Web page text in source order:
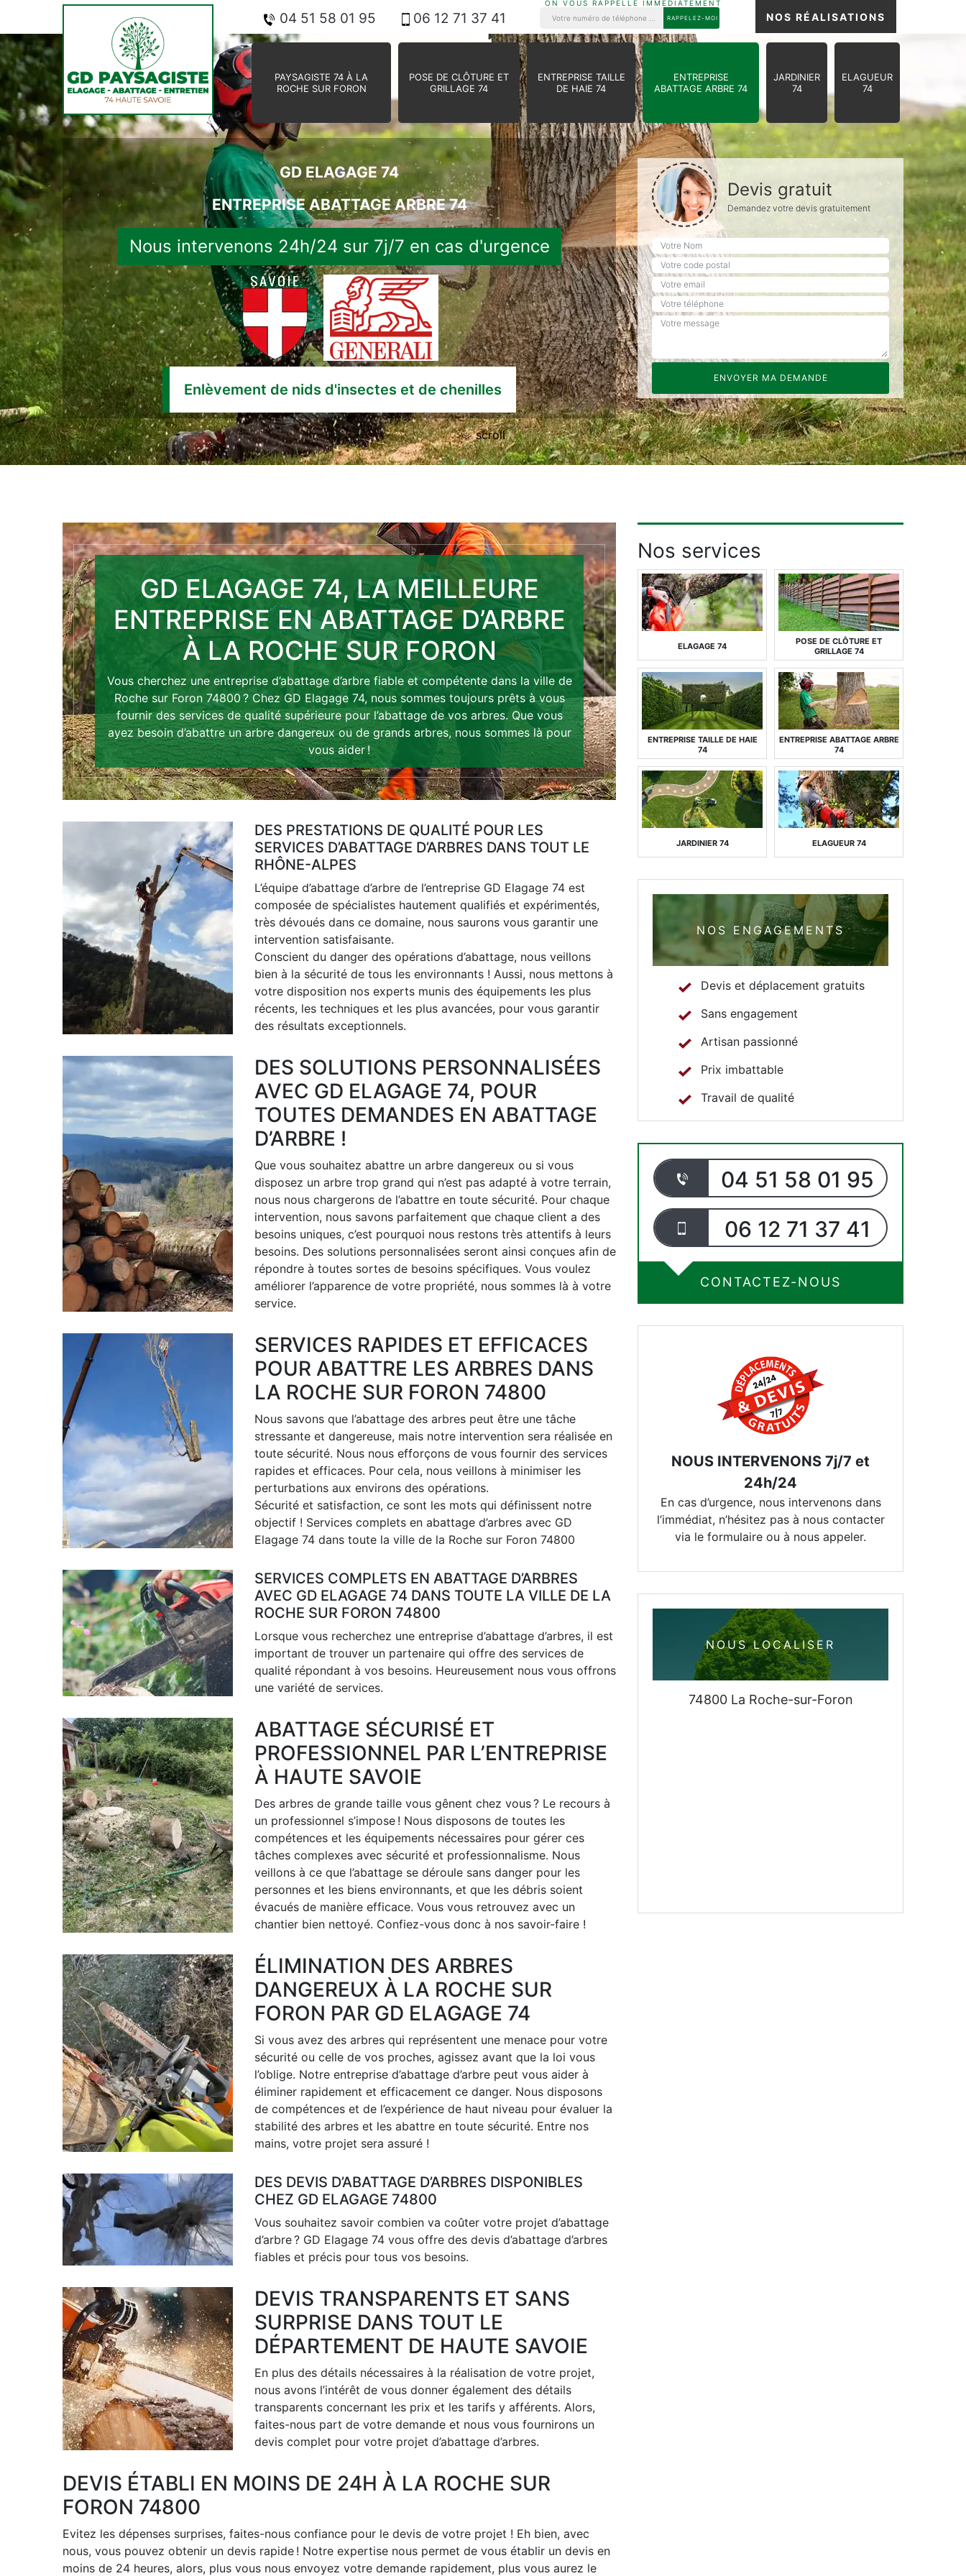
04 51 58 01 95 06 12 71 37 41
ON VOUS RAPPELLE IMMEDIATEMENT
NOS RÉALISATIONS
PAYSAGISTE 74 À LA
ROCHE SUR FORON
POSE DE CLÔTURE ET
GRILLAGE 74
ENTREPRISE TAILLE
DE HAIE 74
ENTREPRISE
ABATTAGE ARBRE 74
JARDINIER
74
ELAGUEUR
74
scroll
GD ELAGAGE 74
ENTREPRISE ABATTAGE ARBRE 74
Nous intervenons 24h/24 sur 7j/7 en cas d'urgence
Enlèvement de nids d'insectes et de chenilles
Devis gratuit
Demandez votre devis gratuitement
GD ELAGAGE 74, LA MEILLEURE
ENTREPRISE EN ABATTAGE D’ARBRE
À LA ROCHE SUR FORON
Vous cherchez une entreprise d’abattage d’arbre fiable et compétente dans la ville de
Roche sur Foron 74800 ? Chez GD Elagage 74, nous sommes toujours prêts à vous
fournir des services de qualité supérieure pour l’abattage de vos arbres. Que vous
ayez besoin d’abattre un arbre dangereux ou de grands arbres, nous sommes là pour
vous aider !
DES PRESTATIONS DE QUALITÉ POUR LES
SERVICES D’ABATTAGE D’ARBRES DANS TOUT LE
RHÔNE-ALPES
L’équipe d’abattage d’arbre de l’entreprise GD Elagage 74 est
composée de spécialistes hautement qualifiés et expérimentés,
très dévoués dans ce domaine, nous saurons vous garantir une
intervention satisfaisante.
Conscient du danger des opérations d’abattage, nous veillons
bien à la sécurité de tous les environnants ! Aussi, nous mettons à
votre disposition nos experts munis des équipements les plus
récents, les techniques et les plus avancées, pour vous garantir
des résultats exceptionnels.
DES SOLUTIONS PERSONNALISÉES
AVEC GD ELAGAGE 74, POUR
TOUTES DEMANDES EN ABATTAGE
D’ARBRE !
Que vous souhaitez abattre un arbre dangereux ou si vous
disposez un arbre trop grand qui n’est pas adapté à votre terrain,
nous nous chargerons de l’abattre en toute sécurité. Pour chaque
intervention, nous savons parfaitement que chaque client a des
besoins uniques, c’est pourquoi nous restons très attentifs à leurs
besoins. Des solutions personnalisées seront ainsi conçues afin de
répondre à toutes sortes de besoins spécifiques. Vous voulez
améliorer l’apparence de votre propriété, nous sommes là à votre
service.
SERVICES RAPIDES ET EFFICACES
POUR ABATTRE LES ARBRES DANS
LA ROCHE SUR FORON 74800
Nous savons que l’abattage des arbres peut être une tâche
stressante et dangereuse, mais notre intervention sera réalisée en
toute sécurité. Nous nous efforçons de vous fournir des services
rapides et efficaces. Pour cela, nous veillons à minimiser les
perturbations aux environs des opérations.
Sécurité et satisfaction, ce sont les mots qui définissent notre
objectif ! Services complets en abattage d’arbres avec GD
Elagage 74 dans toute la ville de la Roche sur Foron 74800
SERVICES COMPLETS EN ABATTAGE D’ARBRES
AVEC GD ELAGAGE 74 DANS TOUTE LA VILLE DE LA
ROCHE SUR FORON 74800
Lorsque vous recherchez une entreprise d’abattage d’arbres, il est
important de trouver un partenaire qui offre des services de
qualité répondant à vos besoins. Heureusement nous vous offrons
une variété de services.
ABATTAGE SÉCURISÉ ET
PROFESSIONNEL PAR L’ENTREPRISE
À HAUTE SAVOIE
Des arbres de grande taille vous gênent chez vous ? Le recours à
un professionnel s’impose ! Nous disposons de toutes les
compétences et les équipements nécessaires pour gérer ces
tâches complexes avec sécurité et professionnalisme. Nous
veillons à ce que l’abattage se déroule sans danger pour les
personnes et les biens environnants, et que les débris soient
évacués de manière efficace. Vous vous retrouvez avec un
chantier bien nettoyé. Confiez-vous donc à nos savoir-faire !
ÉLIMINATION DES ARBRES
DANGEREUX À LA ROCHE SUR
FORON PAR GD ELAGAGE 74
Si vous avez des arbres qui représentent une menace pour votre
sécurité ou celle de vos proches, agissez avant que la loi vous
l’oblige. Notre entreprise d’abattage d’arbre peut vous aider à
éliminer rapidement et efficacement ce danger. Nous disposons
de compétences et de l’expérience de haut niveau pour évaluer la
stabilité des arbres et les abattre en toute sécurité. Entre nos
mains, votre projet sera assuré !
DES DEVIS D’ABATTAGE D’ARBRES DISPONIBLES
CHEZ GD ELAGAGE 74800
Vous souhaitez savoir combien va coûter votre projet d’abattage
d’arbre ? GD Elagage 74 vous offre des devis d’abattage d’arbres
fiables et précis pour tous vos besoins.
DEVIS TRANSPARENTS ET SANS
SURPRISE DANS TOUT LE
DÉPARTEMENT DE HAUTE SAVOIE
En plus des détails nécessaires à la réalisation de votre projet,
nous avons l’intérêt de vous donner également des détails
transparents concernant les prix et les tarifs y afférents. Alors,
faites-nous part de votre demande et nous vous fournirons un
devis complet pour votre projet d’abattage d’arbres.
DEVIS ÉTABLI EN MOINS DE 24H À LA ROCHE SUR
FORON 74800
Evitez les dépenses surprises, faites-nous confiance pour le devis de votre projet ! Eh bien, avec
nous, vous pouvez obtenir un devis rapide ! Notre expertise nous permet de vous établir un devis en
moins de 24 heures, alors, plus vous nous envoyez votre demande rapidement, plus vous aurez le
Nos services
ELAGAGE 74
POSE DE CLÔTURE ET
GRILLAGE 74
ENTREPRISE TAILLE DE HAIE
74
ENTREPRISE ABATTAGE ARBRE
74
JARDINIER 74 ELAGUEUR 74
NOS ENGAGEMENTS
Devis et déplacement gratuits
Sans engagement
Artisan passionné
Prix imbattable
Travail de qualité
04 51 58 01 95
06 12 71 37 41
CONTACTEZ-NOUS
NOUS INTERVENONS 7j/7 et
24h/24
En cas d’urgence, nous intervenons dans
l’immédiat, n’hésitez pas à nous contacter
via le formulaire ou à nous appeler.
NOUS LOCALISER
74800 La Roche-sur-Foron